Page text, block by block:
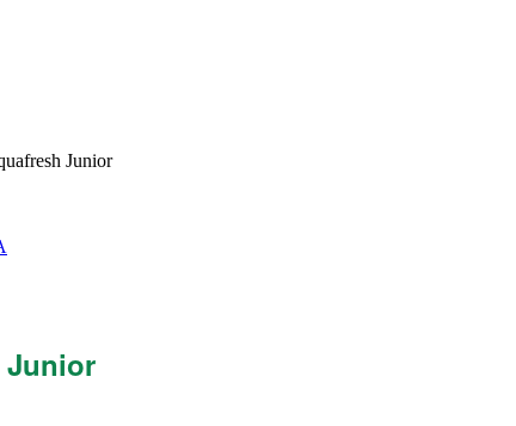
Junior
Junior